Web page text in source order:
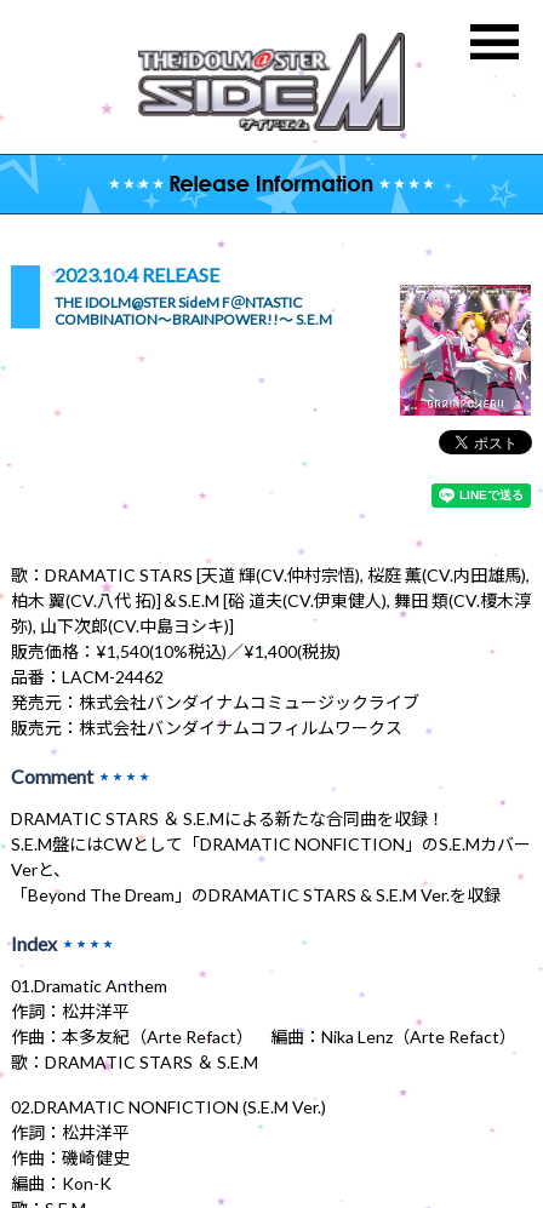
2023.10.4 RELEASE
THE IDOLM@STER SideM F＠NTASTIC
COMBINATION～BRAINPOWER!!～ S.E.M
歌：DRAMATIC STARS [天道 輝(CV.仲村宗悟), 桜庭 薫(CV.内田雄馬),
柏木 翼(CV.八代 拓)]＆S.E.M [硲 道夫(CV.伊東健人), 舞田 類(CV.榎木淳
弥), 山下次郎(CV.中島ヨシキ)]
販売価格：¥1,540(10%税込)／¥1,400(税抜)
品番：LACM-24462
発売元：株式会社バンダイナムコミュージックライブ
販売元：株式会社バンダイナムコフィルムワークス
Comment ★★★★
DRAMATIC STARS ＆ S.E.Mによる新たな合同曲を収録！
S.E.M盤にはCWとして「DRAMATIC NONFICTION」のS.E.Mカバー
Verと、
「Beyond The Dream」のDRAMATIC STARS & S.E.M Ver.を収録
Index ★★★★
01.Dramatic Anthem
作詞：松井洋平
作曲：本多友紀（Arte Refact） 編曲：Nika Lenz（Arte Refact）
歌：DRAMATIC STARS ＆ S.E.M
02.DRAMATIC NONFICTION (S.E.M Ver.)
作詞：松井洋平
作曲：磯崎健史
編曲：Kon-K